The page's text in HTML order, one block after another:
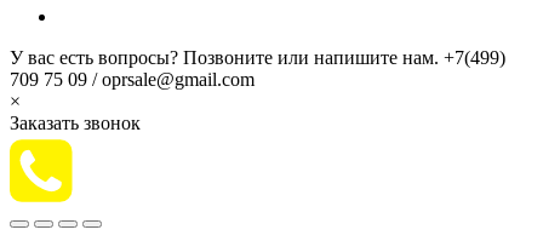
У вас есть вопросы? Позвоните или напишите нам. +7(499)
709 75 09 / oprsale@gmail.com
×
Заказать звонок